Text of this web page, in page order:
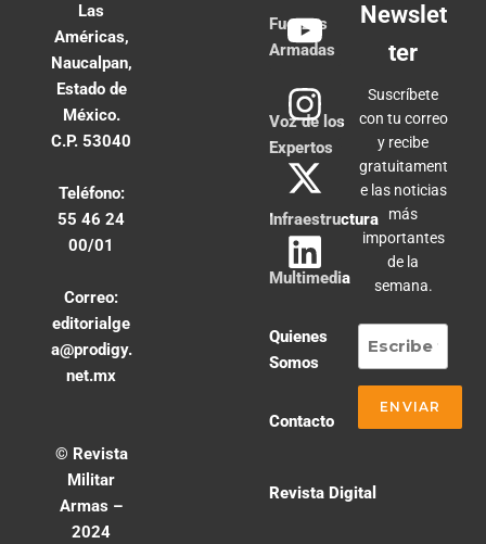
Las
Américas,
Naucalpan,
Estado de
México.
C.P. 53040
Teléfono:
55 46 24
00/01
Correo:
editorialge
a@prodigy.
net.mx
© Revista
Militar
Armas –
2024
Fuerzas
Armadas
Voz de los
Expertos
Infraestructura
Multimedia
Quienes
Somos
Contacto
Revista Digital
Newslet
ter
Suscríbete
con tu correo
y recibe
gratuitament
e las noticias
más
importantes
de la
semana.